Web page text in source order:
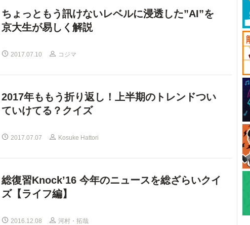
ちょっともう訊けないレベルに浸透した”AI”を
京大生が易しく解説
2017.07.10 コジマ
2017年ももう折り返し！上半期のトレンドつい
ていけてる？クイズ
2017.07.07 Kosuke Hattori
総復習Knock’16 今年のニュースを総ざらいクイ
ズ【ライフ編】
2016.12.08 河村・拓哉